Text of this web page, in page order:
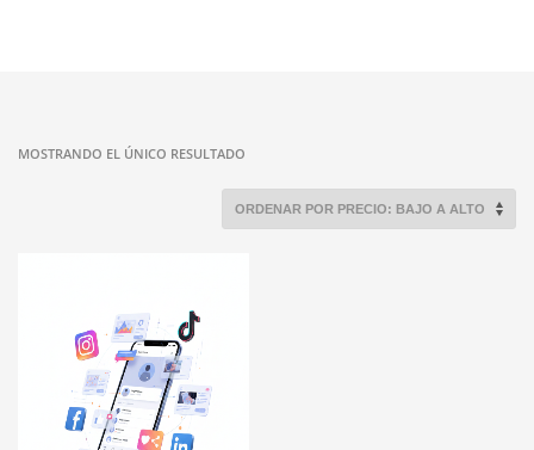
MOSTRANDO EL ÚNICO RESULTADO